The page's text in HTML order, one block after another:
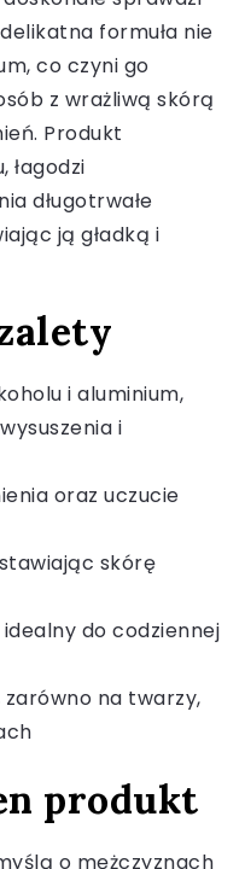
formuła nie
co czyni go
z wrażliwą skórą
Produkt
łagodzi
długotrwałe
ją gładką i
i aluminium,
i
oraz uczucie
skórę
do codziennej
zarówno na twarzy,
produkt
o mężczyznach